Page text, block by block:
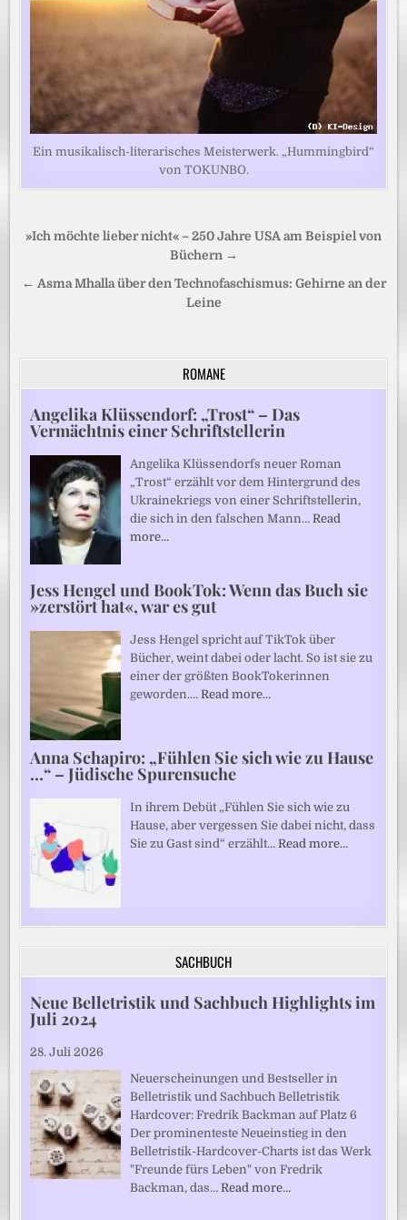
Ein musikalisch-literarisches Meisterwerk. „Hummingbird“
von TOKUNBO.
Beitragsnavigation
»Ich möchte lieber nicht« – 250 Jahre USA am Beispiel von
Büchern →
← Asma Mhalla über den Technofaschismus: Gehirne an der
Leine
ROMANE
Angelika Klüssendorf: „Trost“ – Das
Vermächtnis einer Schriftstellerin
Angelika Klüssendorfs neuer Roman
„Trost“ erzählt vor dem Hintergrund des
Ukrainekriegs von einer Schriftstellerin,
die sich in den falschen Mann…Read
more…
Jess Hengel und BookTok: Wenn das Buch sie
»zerstört hat«, war es gut
Jess Hengel spricht auf TikTok über
Bücher, weint dabei oder lacht. So ist sie zu
einer der größten BookTokerinnen
geworden.…Read more…
Anna Schapiro: „Fühlen Sie sich wie zu Hause
…“ – Jüdische Spurensuche
In ihrem Debüt „Fühlen Sie sich wie zu
Hause, aber vergessen Sie dabei nicht, dass
Sie zu Gast sind“ erzählt…Read more…
SACHBUCH
Neue Belletristik und Sachbuch Highlights im
Juli 2024
28. Juli 2026
Neuerscheinungen und Bestseller in
Belletristik und Sachbuch Belletristik
Hardcover: Fredrik Backman auf Platz 6
Der prominenteste Neueinstieg in den
Belletristik-Hardcover-Charts ist das Werk
"Freunde fürs Leben" von Fredrik
Backman, das…Read more…